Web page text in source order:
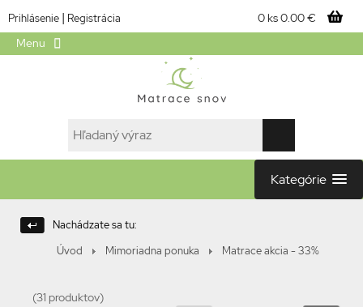
Prihlásenie | Registrácia 0 ks0.00 €
Menu
Kategórie
Nachádzate sa tu:
Úvod
Mimoriadna ponuka Matrace akcia - 33%
(31 produktov)